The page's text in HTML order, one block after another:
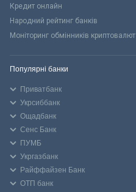
Кредит онлайн
Народний рейтинг банків
Моніторинг обмінників криптовалют
Популярні банки
Приватбанк
Укрсиббанк
Ощадбанк
Сенс Банк
ПУМБ
Укргазбанк
Райффайзен Банк
ОТП банк